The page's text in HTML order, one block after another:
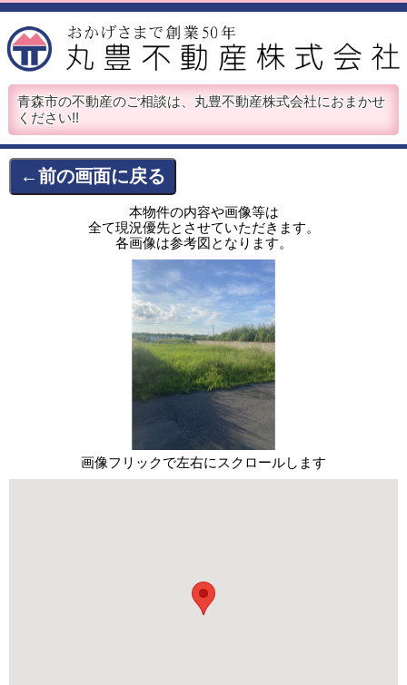
青森市の不動産のご相談は、丸豊不動産株式会社におまかせ
ください!!
←前の画面に戻る
本物件の内容や画像等は
全て現況優先とさせていただきます。
各画像は参考図となります。
画像フリックで左右にスクロールします